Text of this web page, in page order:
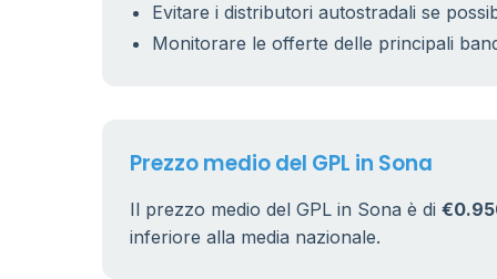
Evitare i distributori autostradali se
Monitorare le offerte delle principali
Prezzo medio del GPL in Sona
Il prezzo medio del GPL in Sona è di
inferiore alla media nazionale.